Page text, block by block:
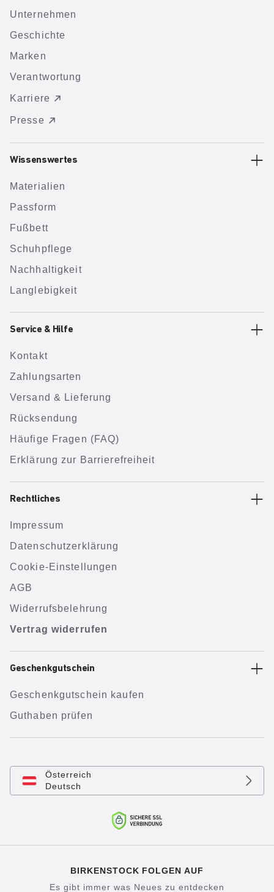
Unternehmen
Geschichte
Marken
Verantwortung
Karriere
Presse
Wissenswertes
Materialien
Passform
Fußbett
Schuhpflege
Nachhaltigkeit
Langlebigkeit
Service & Hilfe
Kontakt
Zahlungsarten
Versand & Lieferung
Rücksendung
Häufige Fragen (FAQ)
Erklärung zur Barrierefreiheit
Rechtliches
Impressum
Datenschutzerklärung
Cookie-Einstellungen
AGB
Widerrufsbelehrung
Vertrag widerrufen
Geschenkgutschein
Geschenkgutschein kaufen
Guthaben prüfen
Österreich
Deutsch
BIRKENSTOCK FOLGEN AUF
Es gibt immer was Neues zu entdecken